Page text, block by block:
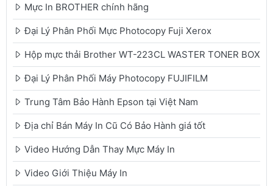
Mực In BROTHER chính hãng
Đại Lý Phân Phối Mực Photocopy Fuji Xerox
Hộp mực thải Brother WT-223CL WASTER TONER BOX
Đại Lý Phân Phối Máy Photocopy FUJIFILM
Trung Tâm Bảo Hành Epson tại Việt Nam
Địa chỉ Bán Máy In Cũ Có Bảo Hành giá tốt
Video Hướng Dẫn Thay Mực Máy In
Video Giới Thiệu Máy In